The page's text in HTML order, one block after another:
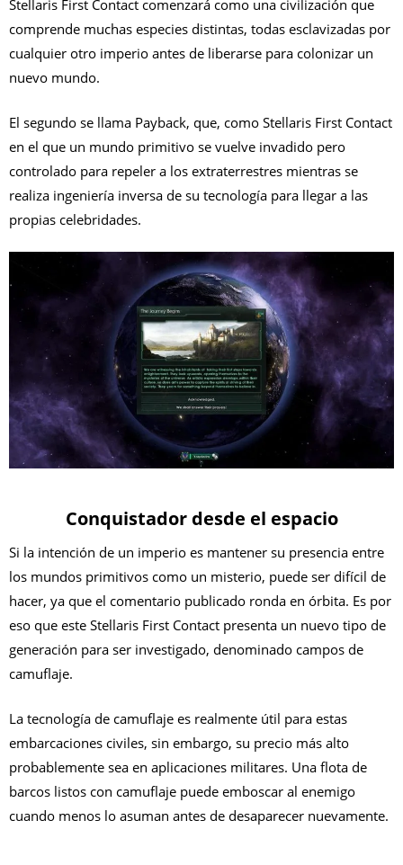
Stellaris First Contact comenzará como una civilización que
comprende muchas especies distintas, todas esclavizadas por
cualquier otro imperio antes de liberarse para colonizar un
nuevo mundo.
El segundo se llama Payback, que, como Stellaris First Contact
en el que un mundo primitivo se vuelve invadido pero
controlado para repeler a los extraterrestres mientras se
realiza ingeniería inversa de su tecnología para llegar a las
propias celebridades.
Conquistador desde el espacio
Si la intención de un imperio es mantener su presencia entre
los mundos primitivos como un misterio, puede ser difícil de
hacer, ya que el comentario publicado ronda en órbita. Es por
eso que este Stellaris First Contact presenta un nuevo tipo de
generación para ser investigado, denominado campos de
camuflaje.
La tecnología de camuflaje es realmente útil para estas
embarcaciones civiles, sin embargo, su precio más alto
probablemente sea en aplicaciones militares. Una flota de
barcos listos con camuflaje puede emboscar al enemigo
cuando menos lo asuman antes de desaparecer nuevamente.